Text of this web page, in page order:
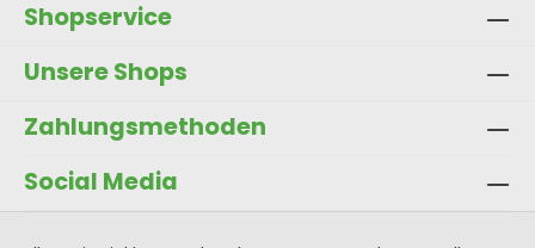
Shopservice
Unsere Shops
Zahlungsmethoden
Social Media